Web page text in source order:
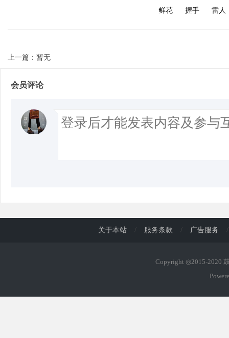
鲜花 握手 雷人
上一篇：暂无
会员评论
关于本站 / 服务条款 / 广告服务 /
Copyright ◎2015-2020